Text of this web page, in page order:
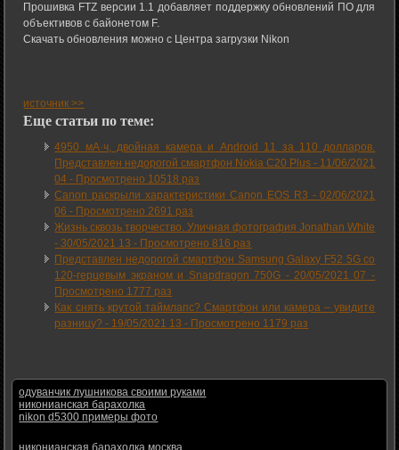
Прошивка FTZ версии 1.1 добавляет поддержку обновлений ПО для
объективов с байонетом F.
Скачать обновления можно с Центра загрузки Nikon
источник >>
Еще статьи по теме:
4950 мА·ч, двойная камера и Android 11 за 110 долларов.
Представлен недорогой смартфон Nokia C20 Plus - 11/06/2021
04 - Просмотрено 10518 раз
Canon раскрыли характеристики Canon EOS R3 -02/06/2021
06 - Просмотрено 2691 раз
Жизнь сквозь творчество. Уличная фотография Jonathan White
-30/05/2021 13 - Просмотрено 816 раз
Представлен недорогой смартфон Samsung Galaxy F52 5G со
120-герцевым экраном и Snapdragon 750G -20/05/2021 07 -
Просмотрено 1777 раз
Как снять крутой таймлапс? Смартфон или камера – увидите
разницу? - 19/05/2021 13 - Просмотрено 1179 раз
одуванчик лушникова своими руками
никонианская барахолка
nikon d5300 примеры фото